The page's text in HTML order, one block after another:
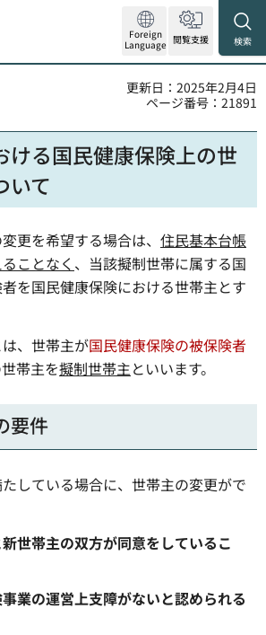
Foreign
Language 閲覧支援 検索
更新日：2025年2月4日
ページ番号：21891
ける国民健康保険上の世
いて
更を希望する場合は、 住民基本台帳
ことなく 、当該擬制世帯に属する国
を国民健康保険における世帯主とす
は、世帯主が国民健康保険の被保険者
帯主を擬制世帯主といいます。
要件
している場合に、世帯主の変更がで
世帯主の双方が同意をしているこ
業の運営上支障がないと認められる